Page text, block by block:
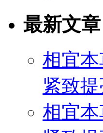
最新文章
相宜
紧致
相宜